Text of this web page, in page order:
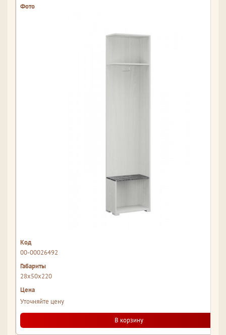
00-00026492
28x50x220
Уточняйте цену
В корзину